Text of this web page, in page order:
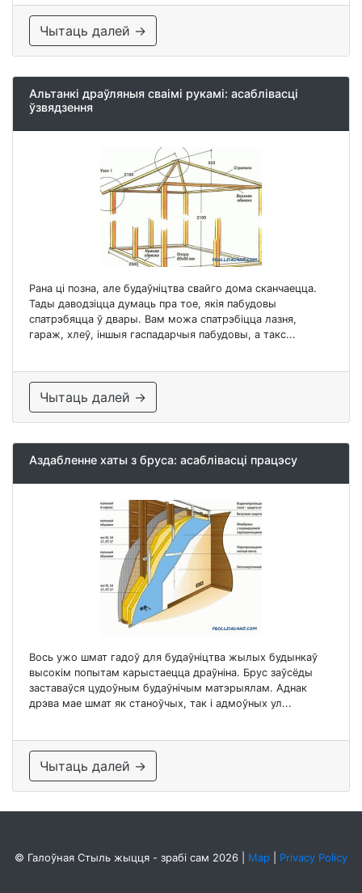
Чытаць далей →
Альтанкі драўляныя сваімі рукамі: асаблівасці
ўзвядзення
Рана ці позна, але будаўніцтва свайго дома сканчаецца.
Тады даводзіцца думаць пра тое, якія пабудовы
спатрэбяцца ў двары. Вам можа спатрэбіцца лазня,
гараж, хлеў, іншыя гаспадарчыя пабудовы, а такс...
Чытаць далей →
Аздабленне хаты з бруса: асаблівасці працэсу
Вось ужо шмат гадоў для будаўніцтва жылых будынкаў
высокім попытам карыстаецца драўніна. Брус заўсёды
заставаўся цудоўным будаўнічым матэрыялам. Аднак
дрэва мае шмат як станоўчых, так і адмоўных ул...
Чытаць далей →
© Галоўная Стыль жыцця - зрабі сам 2026 Map Privacy Policy